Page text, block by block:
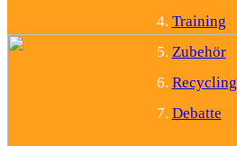
Training
Zubehör
Recycling
Debatte